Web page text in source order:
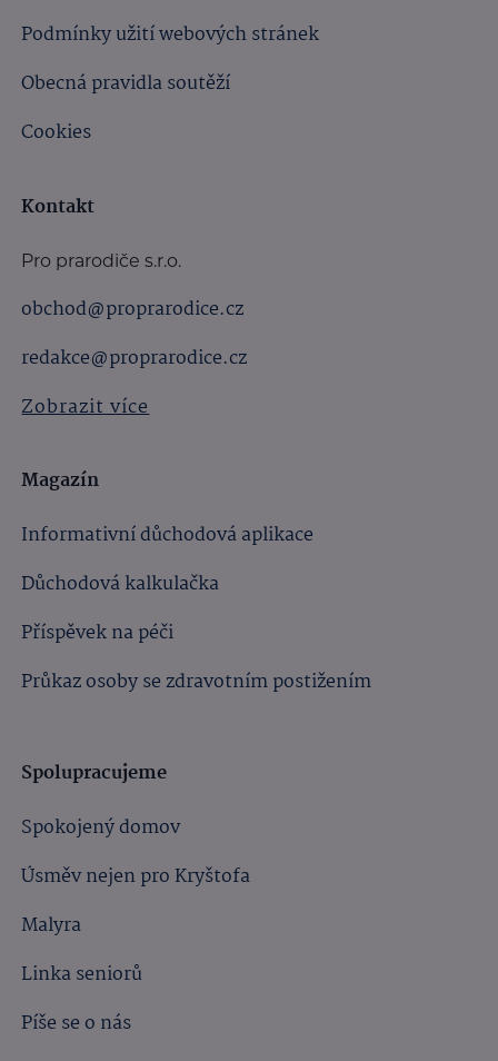
Podmínky užití webových stránek
Obecná pravidla soutěží
Cookies
Kontakt
Pro prarodiče s.r.o.
obchod@proprarodice.cz
redakce@proprarodice.cz
Zobrazit více
Magazín
Informativní důchodová aplikace
Důchodová kalkulačka
Příspěvek na péči
Průkaz osoby se zdravotním postižením
Spolupracujeme
Spokojený domov
Úsměv nejen pro Kryštofa
Malyra
Linka seniorů
Píše se o nás